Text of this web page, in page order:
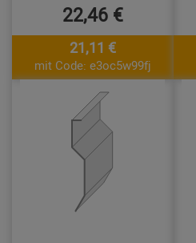
22,46 €
21,11 €
mit Code: e3oc5w99fj